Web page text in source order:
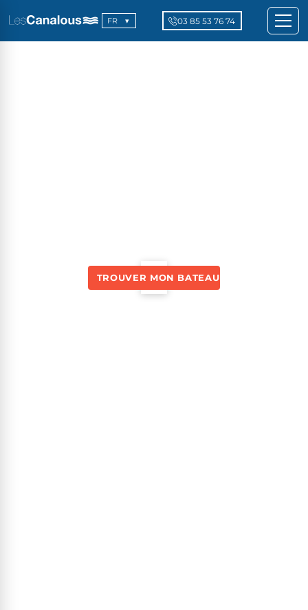
FR 03 85 53 76 74
TROUVER MON BATEAU